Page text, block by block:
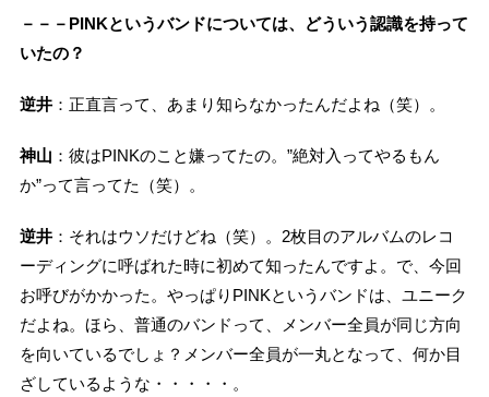
－－－PINKというバンドについては、どういう認識を持って
いたの？
逆井 ：正直言って、あまり知らなかったんだよね（笑）。
神山 ：彼はPINKのこと嫌ってたの。”絶対入ってやるもん
か”って言ってた（笑）。
逆井 ：それはウソだけどね（笑）。2枚目のアルバムのレコ
ーディングに呼ばれた時に初めて知ったんですよ。で、今回
お呼びがかかった。やっぱりPINKというバンドは、ユニーク
だよね。ほら、普通のバンドって、メンバー全員が同じ方向
を向いているでしょ？メンバー全員が一丸となって、何か目
ざしているような・・・・・。